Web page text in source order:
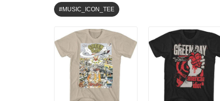
#MUSIC_ICON_TEE